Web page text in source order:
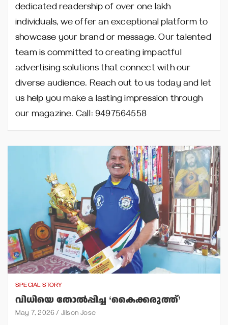
dedicated readership of over one lakh
individuals, we offer an exceptional platform to
showcase your brand or message. Our talented
team is committed to creating impactful
advertising solutions that connect with our
diverse audience. Reach out to us today and let
us help you make a lasting impression through
our magazine. Call: 9497564558
SPECIAL STORY
വിധിയെ തോല്‍പ്പിച്ച ‘കൈക്കരുത്ത്’
May 7, 2026 Jilson Jose